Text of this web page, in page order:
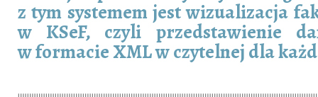
z tym systemem jest wizualizacja
w KSeF, czyli przedstawienie
w formacie XML w czytelnej dla